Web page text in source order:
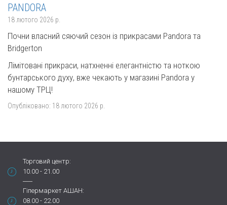
PANDORA
18 лютого 2026 р.
Почни власний сяючий сезон із прикрасами Pandora та
Bridgerton
Лімітовані прикраси, натхненні елегантністю та ноткою
бунтарського духу, вже чекають у магазині Pandora у
нашому ТРЦ!
Опубліковано: 18 лютого 2026 р.
Торговий центр:
10.00 - 21.00
Гіпермаркет АШАН:
08.00 - 22.00